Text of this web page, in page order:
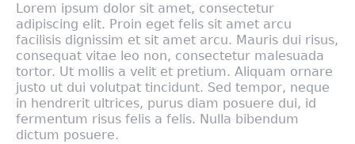
Lorem ipsum dolor sit amet, consectetur
adipiscing elit. Proin eget felis sit amet arcu
facilisis dignissim et sit amet arcu. Mauris dui risus,
consequat vitae leo non, consectetur malesuada
tortor. Ut mollis a velit et pretium. Aliquam ornare
justo ut dui volutpat tincidunt. Sed tempor, neque
in hendrerit ultrices, purus diam posuere dui, id
fermentum risus felis a felis. Nulla bibendum
dictum posuere.